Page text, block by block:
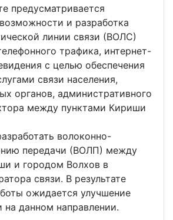
предусматривается
и разработка
линии связи (ВОЛС)
трафика, интернет-
с целью обеспечения
связи населения,
органов, административного
между пунктами Кириши
волоконно-
передачи (ВОЛП) между
и городом Волхов в
связи. В результате
ожидается улучшение
на данном направлении.